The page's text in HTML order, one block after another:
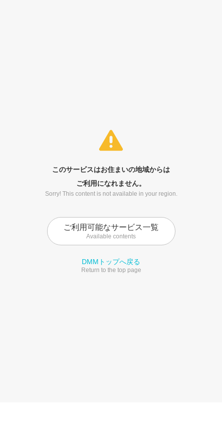
このサービスはお住まいの地域からは
ご利用になれません。
Sorry! This content is not available in your region.
ご利用可能なサービス一覧
Available contents
DMMトップへ戻る
Return to the top page